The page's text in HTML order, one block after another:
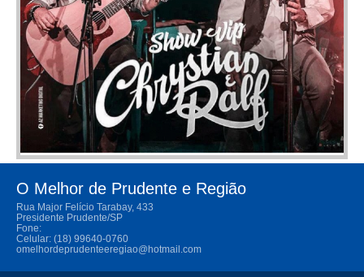
O Melhor de Prudente e Região
Rua Major Felício Tarabay, 433
Presidente Prudente/SP
Fone:
Celular: (18) 99640-0760
omelhordeprudenteeregiao@hotmail.com